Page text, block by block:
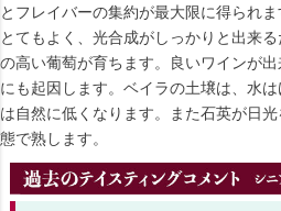
とフレイバーの集約が最大限に得られ
とてもよく、光合成がしっかりと出来
の高い葡萄が育ちます。良いワインが
にも起因します。ベイラの土壌は、水
は自然に低くなります。また石英が日
態で熟します。